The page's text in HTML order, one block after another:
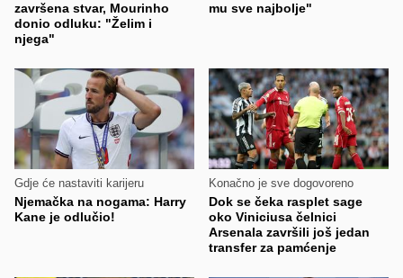
završena stvar, Mourinho
donio odluku: "Želim i
njega"
mu sve najbolje"
Gdje će nastaviti karijeru
Njemačka na nogama: Harry
Kane je odlučio!
Konačno je sve dogovoreno
Dok se čeka rasplet sage
oko Viniciusa čelnici
Arsenala završili još jedan
transfer za pamćenje